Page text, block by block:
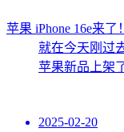
苹果 iPhone 16e来了！
就在今天刚过
苹果新品上架
2025-02-20